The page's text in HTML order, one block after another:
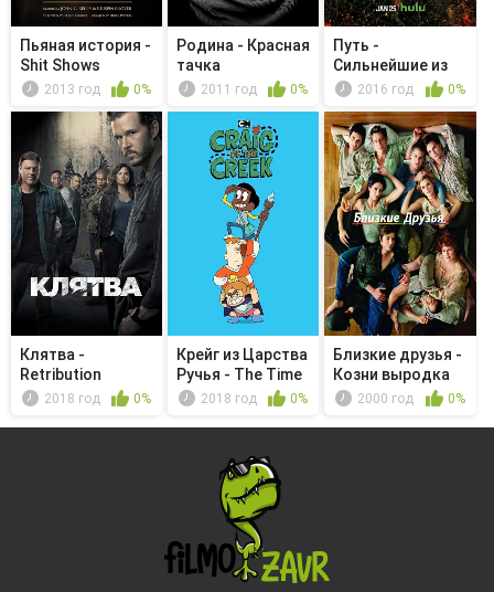
Пьяная история -
Shit Shows
2013 год 0%
Родина - Красная
тачка
2011 год 0%
Путь -
Сильнейшие из
душ2016 год 0%
Клятва -
Retribution
2018 год 0%
Крейг из Царства
Ручья - The Time
Cap...2018 год 0%
Близкие друзья -
Козни выродка
2000 год 0%